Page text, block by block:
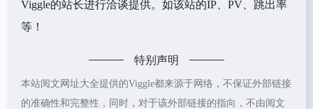
Viggle的站长进行洽谈提供。如该站的IP、PV、跳出率
等！
特别声明
本站阅文网址大全提供的Viggle都来源于网络，不保证外部链接
的准确性和完整性，同时，对于该外部链接的指向，不由阅文